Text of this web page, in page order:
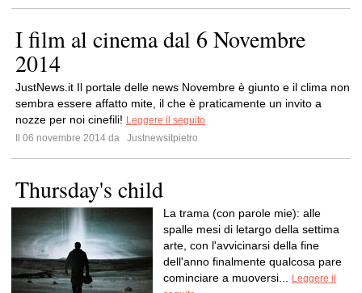
I film al cinema dal 6 Novembre
2014
JustNews.it Il portale delle news Novembre è giunto e il clima non
sembra essere affatto mite, il che è praticamente un invito a
nozze per noi cinefili! Leggere il seguito
Il 06 novembre 2014 da
Justnewsitpietro
Thursday's child
La trama (con parole mie): alle
spalle mesi di letargo della settima
arte, con l'avvicinarsi della fine
dell'anno finalmente qualcosa pare
cominciare a muoversi...
Leggere il